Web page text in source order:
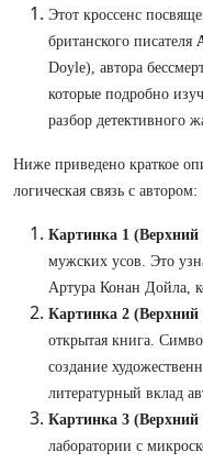
Этот кроссенс
британского писателя
Doyle), автора
которые подробно
разбор детективного
Ниже приведено краткое
логическая связь с автором:
Картинка 1 (Верхний
мужских усов. Это
Артура Конан Дойла,
Картинка 2 (Верхний
открытая книга.
создание
литературный вклад
Картинка 3
лаборатории с